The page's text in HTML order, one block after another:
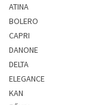
ATINA
BOLERO
CAPRI
DANONE
DELTA
ELEGANCE
KAN